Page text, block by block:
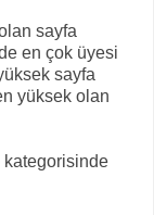
sayfa
en çok üyesi
sayfa
yüksek olan